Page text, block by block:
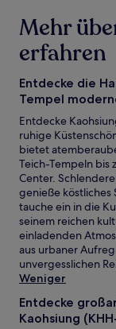
Mehr
erfahren
Entdecke die
Tempel
Entdecke
ruhige
bietet
Teich-Tempeln bis
Center.
genieße köstliches
tauche ein in die
seinem reichen
einladenden
aus urbaner
unvergesslichen
Weniger
Entdecke
Kaohsiung